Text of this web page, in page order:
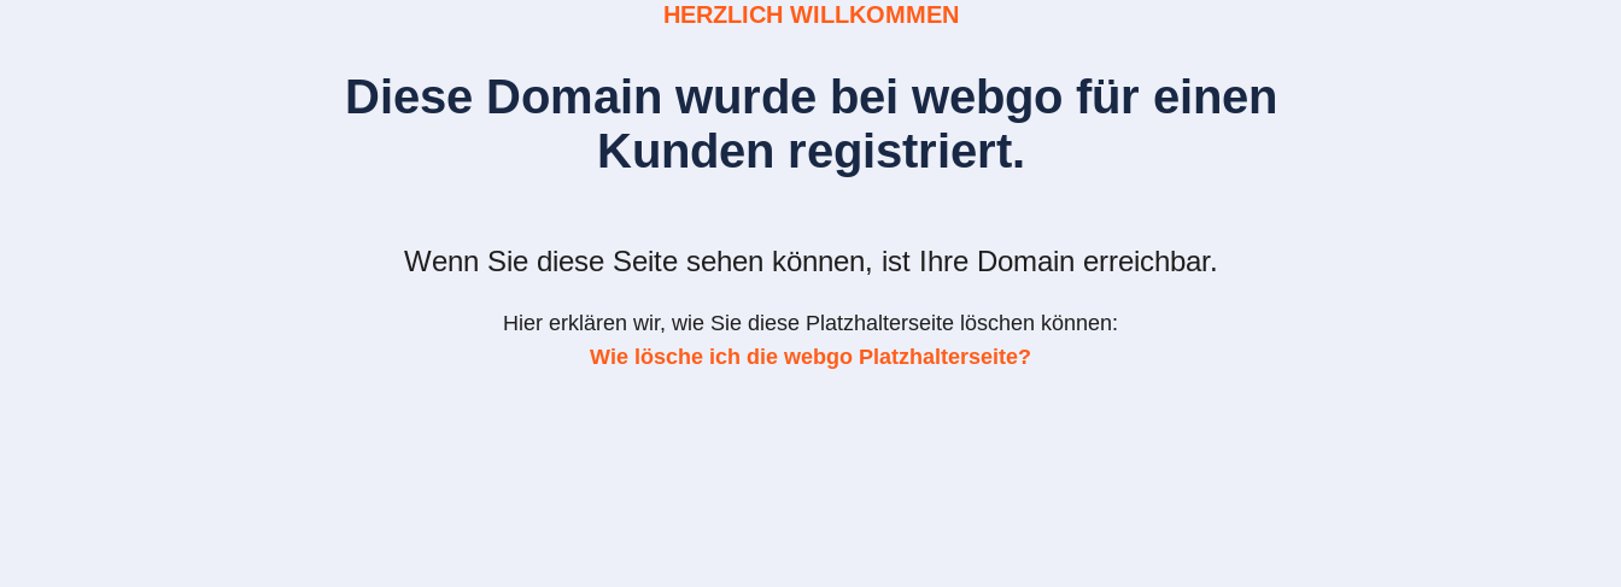
HERZLICH WILLKOMMEN
Diese Domain wurde bei webgo für einen
Kunden registriert.
Wenn Sie diese Seite sehen können, ist Ihre Domain erreichbar.
Hier erklären wir, wie Sie diese Platzhalterseite löschen können:
Wie lösche ich die webgo Platzhalterseite?